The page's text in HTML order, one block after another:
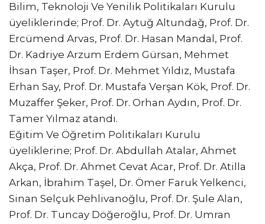
Bilim, Teknoloji Ve Yenilik Politikaları Kurulu
üyeliklerinde; Prof. Dr. Aytuğ Altundağ, Prof. Dr.
Ercümend Arvas, Prof. Dr. Hasan Mandal, Prof.
Dr. Kadriye Arzum Erdem Gürsan, Mehmet
İhsan Taşer, Prof. Dr. Mehmet Yıldız, Mustafa
Erhan Say, Prof. Dr. Mustafa Verşan Kök, Prof. Dr.
Muzaffer Şeker, Prof. Dr. Orhan Aydın, Prof. Dr.
Tamer Yılmaz atandı.
Eğitim Ve Öğretim Politikaları Kurulu
üyeliklerine; Prof. Dr. Abdullah Atalar, Ahmet
Akça, Prof. Dr. Ahmet Cevat Acar, Prof. Dr. Atilla
Arkan, İbrahim Taşel, Dr. Ömer Faruk Yelkenci,
Sinan Selçuk Pehlivanoğlu, Prof. Dr. Şule Alan,
Prof. Dr. Tuncay Döğeroğlu, Prof. Dr. Umran